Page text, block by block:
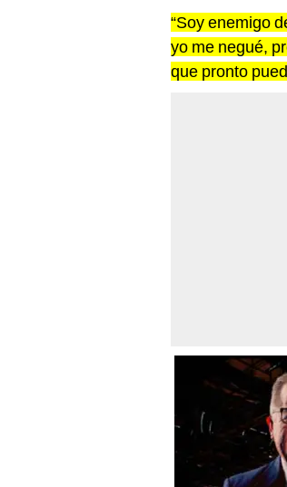
“Soy enemigo
yo me negué,
que pronto